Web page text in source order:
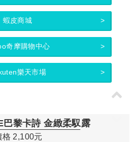
蝦皮商城
奇摩購物中心
樂天市場
巴黎卡詩 金緻柔馭露
格 2,100元